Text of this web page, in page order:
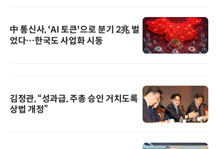
中 통신사, 'AI 토큰'으로 분기 2兆 벌
었다…한국도 사업화 시동
김정관, “성과급, 주총 승인 거치도록
상법 개정”